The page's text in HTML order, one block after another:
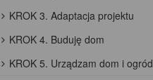
KROK 3. Adaptacja projektu
KROK 4. Buduję dom
KROK 5. Urządzam dom i ogród